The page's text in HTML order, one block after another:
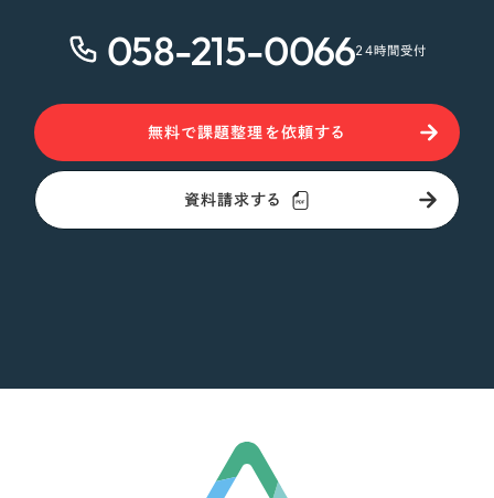
058-215-006624時間受付
無料で課題整理を依頼する
資料請求する